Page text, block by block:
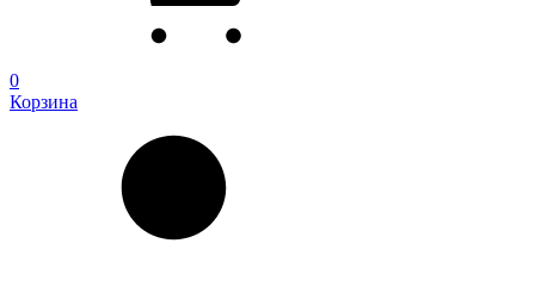
0
Корзина